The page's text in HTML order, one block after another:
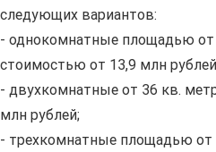
следующих вариантов:
- однокомнатные площадью
стоимостью от 13,9 млн
- двухкомнатные от 36 кв.
млн рублей;
- трехкомнатные площадью от